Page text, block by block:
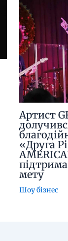
Артист
«Друга
мету
Шоу бізнес